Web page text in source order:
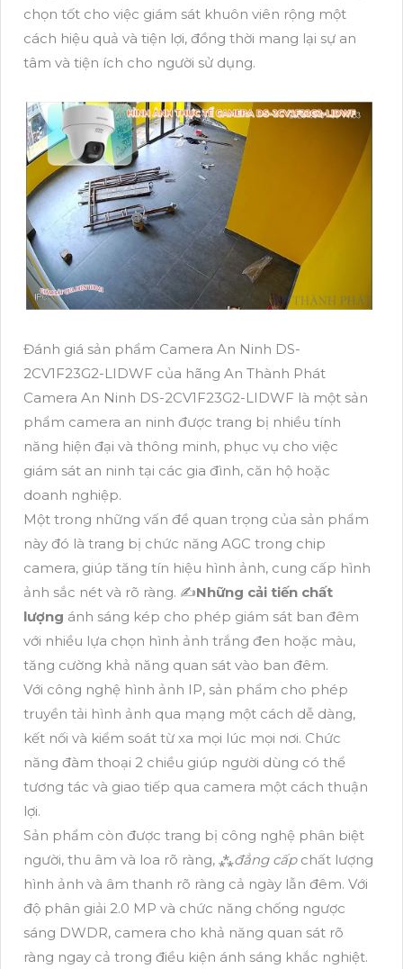
chọn tốt cho việc giám sát khuôn viên rộng một
cách hiệu quả và tiện lợi, đồng thời mang lại sự an
tâm và tiện ích cho người sử dụng.
Đánh giá sản phẩm Camera An Ninh DS-
2CV1F23G2-LIDWF của hãng An Thành Phát
Camera An Ninh DS-2CV1F23G2-LIDWF là một sản
phẩm camera an ninh được trang bị nhiều tính
năng hiện đại và thông minh, phục vụ cho việc
giám sát an ninh tại các gia đình, căn hộ hoặc
doanh nghiệp.
Một trong những vấn đề quan trọng của sản phẩm
này đó là trang bị chức năng AGC trong chip
camera, giúp tăng tín hiệu hình ảnh, cung cấp hình
ảnh sắc nét và rõ ràng. ✍️Những cải tiến chất
lượng ánh sáng kép cho phép giám sát ban đêm
với nhiều lựa chọn hình ảnh trắng đen hoặc màu,
tăng cường khả năng quan sát vào ban đêm.
Với công nghệ hình ảnh IP, sản phẩm cho phép
truyền tải hình ảnh qua mạng một cách dễ dàng,
kết nối và kiểm soát từ xa mọi lúc mọi nơi. Chức
năng đàm thoại 2 chiều giúp người dùng có thể
tương tác và giao tiếp qua camera một cách thuận
lợi.
Sản phẩm còn được trang bị công nghệ phân biệt
người, thu âm và loa rõ ràng, ⁂đẳng cấp chất lượng
hình ảnh và âm thanh rõ ràng cả ngày lẫn đêm. Với
độ phân giải 2.0 MP và chức năng chống ngược
sáng DWDR, camera cho khả năng quan sát rõ
ràng ngay cả trong điều kiện ánh sáng khắc nghiệt.